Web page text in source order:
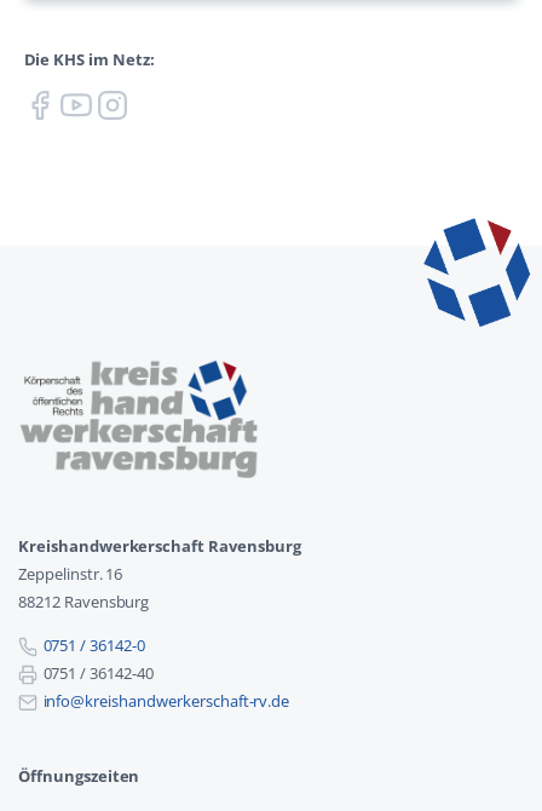
Die KHS im Netz:
Kreishandwerkerschaft Ravensburg
Zeppelinstr. 16
88212 Ravensburg
0751 / 36142-0
0751 / 36142-40
info@kreishandwerkerschaft-rv.de
Öffnungszeiten